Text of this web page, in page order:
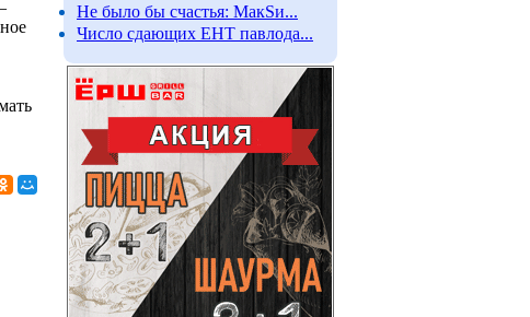
Не было бы счастья: МакSи...
Число сдающих ЕНТ павлода...